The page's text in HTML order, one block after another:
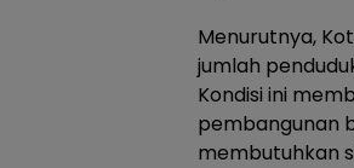
Menurutnya,
jumlah
Kondisi ini
pembangunan
membutuhkan